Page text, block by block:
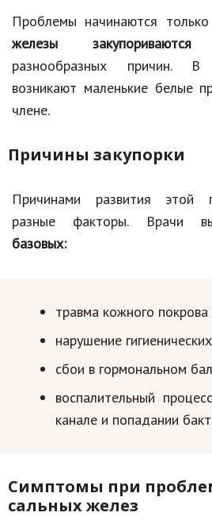
Проблемы начинаются
железы закупориваются
разнообразных причин. В
возникают маленькие белые
члене.
Причины закупорки
Причинами развития этой
разные факторы. Врачи
базовых:
травма кожного
нарушение
сбои в гормональном
воспалительный
канале и попадании
Симптомы при
сальных желез